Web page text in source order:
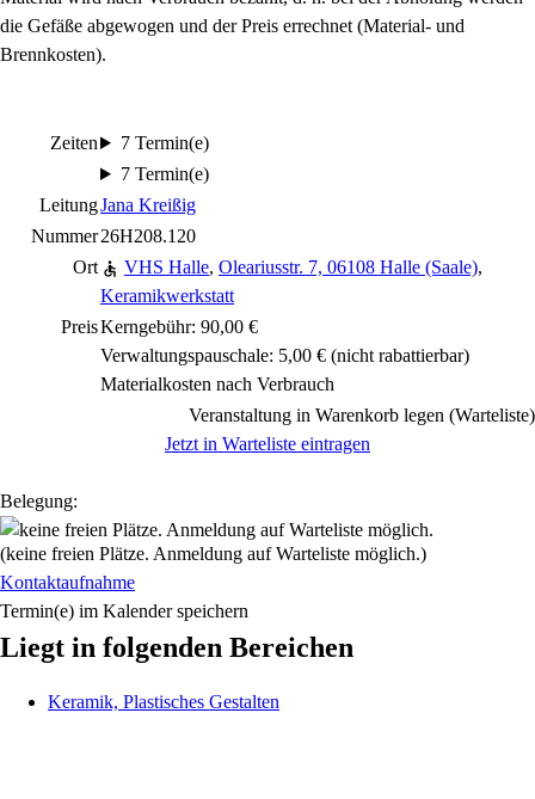
die Gefäße abgewogen und der Preis errechnet (Material- und
Brennkosten).
Zeiten
7 Termin(e)
7 Termin(e)
LeitungJana Kreißig
Nummer26H208.120
Ort
VHS Halle, Oleariusstr. 7, 06108 Halle (Saale),
Keramikwerkstatt
PreisKerngebühr: 90,00 €
Verwaltungspauschale: 5,00 € (nicht rabattierbar)
Materialkosten nach Verbrauch
Veranstaltung in Warenkorb legen (Warteliste)
Jetzt in Warteliste eintragen
Belegung:
(keine freien Plätze. Anmeldung auf Warteliste möglich.)
Kontaktaufnahme
Termin(e) im Kalender speichern
Liegt in folgenden Bereichen
Keramik, Plastisches Gestalten